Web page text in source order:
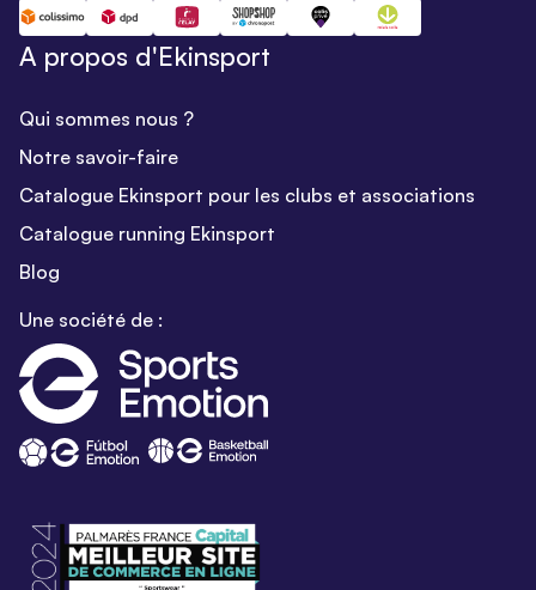
A propos d'Ekinsport
Qui sommes nous ?
Notre savoir-faire
Catalogue Ekinsport pour les clubs et associations
Catalogue running Ekinsport
Blog
Une société de :